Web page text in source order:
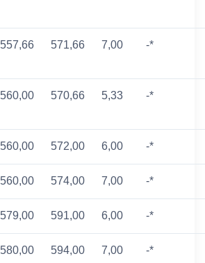
557,66 571,66 7,00 -*
560,00 570,66 5,33 -*
560,00 572,00 6,00 -*
560,00 574,00 7,00 -*
579,00 591,00 6,00 -*
580,00 594,00 7,00 -*